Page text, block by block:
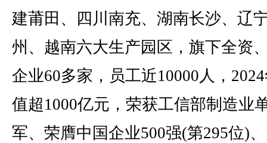
建莆田、四川南充、湖南长沙、辽
州、越南六大生产园区，旗下全资
企业60多家，员工近10000人，
值超1000亿元，荣获工信部制造业
军、荣膺中国企业500强(第295位)、